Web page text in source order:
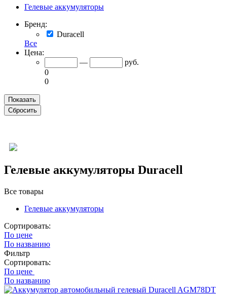
Гелевые аккумуляторы
Бренд:
Duracell
Все
Цена:
—
руб.
0
0
Гелевые аккумуляторы Duracell
Все товары
Гелевые аккумуляторы
Сортировать:
По цене
По названию
Фильтр
Сортировать:
По цене
По названию